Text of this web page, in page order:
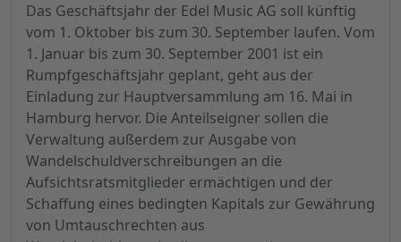
Das Geschäftsjahr der Edel Music AG soll künftig
vom 1. Oktober bis zum 30. September laufen. Vom
1. Januar bis zum 30. September 2001 ist ein
Rumpfgeschäftsjahr geplant, geht aus der
Einladung zur Hauptversammlung am 16. Mai in
Hamburg hervor. Die Anteilseigner sollen die
Verwaltung außerdem zur Ausgabe von
Wandelschuldverschreibungen an die
Aufsichtsratsmitglieder ermächtigen und der
Schaffung eines bedingten Kapitals zur Gewährung
von Umtauschrechten aus